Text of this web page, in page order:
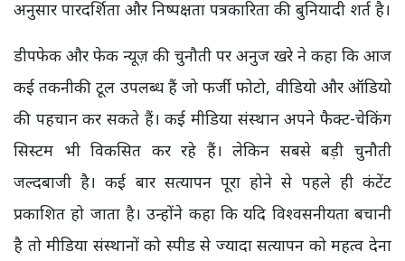
अनुसार पारदर्शिता और निष्पक्षता पत्रकारिता की बुनियादी शर्त है।
डीपफेक और फेक न्यूज़ की चुनौती पर अनुज खरे ने कहा कि आज
कई तकनीकी टूल उपलब्ध हैं जो फर्जी फोटो, वीडियो और ऑडियो
की पहचान कर सकते हैं। कई मीडिया संस्थान अपने फैक्ट-चेकिंग
सिस्टम भी विकसित कर रहे हैं। लेकिन सबसे बड़ी चुनौती
जल्दबाजी है। कई बार सत्यापन पूरा होने से पहले ही कंटेंट
प्रकाशित हो जाता है। उन्होंने कहा कि यदि विश्वसनीयता बचानी
है तो मीडिया संस्थानों को स्पीड से ज्यादा सत्यापन को महत्व देना